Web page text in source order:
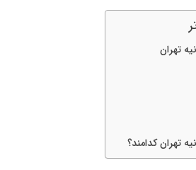
تهران
تهران کدامند؟